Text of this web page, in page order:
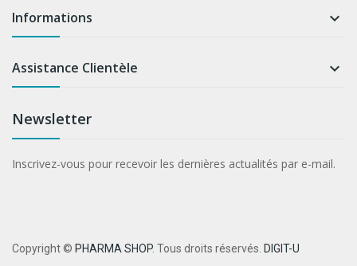
Informations 
Assistance Clientèle 
Newsletter
Inscrivez-vous pour recevoir les dernières actualités par e-mail.
Copyright © PHARMA SHOP. Tous droits réservés. DIGIT-U